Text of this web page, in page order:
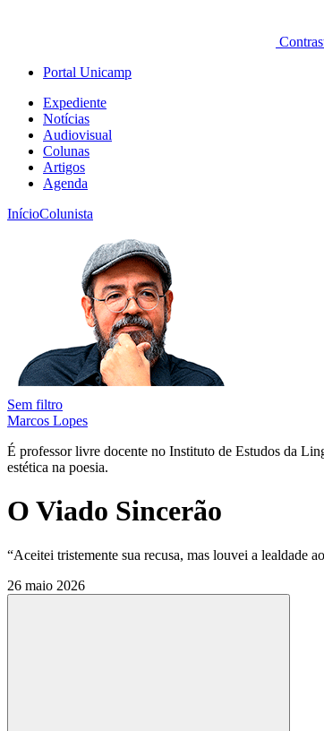
Portal Unicamp
Expediente
Notícias
Audiovisual
Colunas
Artigos
Agenda
InícioColunista
Sem filtro
Marcos Lopes
É professor livre docente no Instituto de Estudos da
estética na poesia.
O Viado Sincerão
“Aceitei tristemente sua recusa, mas louvei a lealdade
26 maio 2026